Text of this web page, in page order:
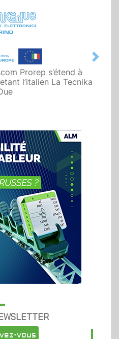
Prorep s’étend à
l’italien La Tecnika
Next
vous